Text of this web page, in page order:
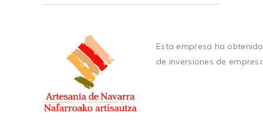
Esta empresa ha
de inversiones de